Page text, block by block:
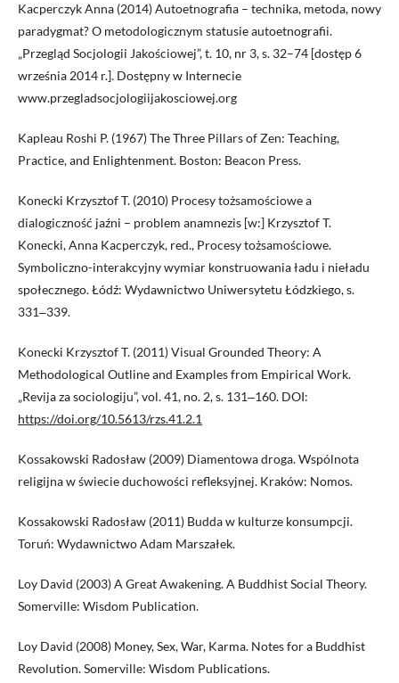
Kacperczyk Anna (2014) Autoetnografia – technika, metoda, nowy
paradygmat? O metodologicznym statusie autoetnografii.
„Przegląd Socjologii Jakościowej”, t. 10, nr 3, s. 32–74 [dostęp 6
września 2014 r.]. Dostępny w Internecie
www.przegladsocjologiijakosciowej.org
Kapleau Roshi P. (1967) The Three Pillars of Zen: Teaching,
Practice, and Enlightenment. Boston: Beacon Press.
Konecki Krzysztof T. (2010) Procesy tożsamościowe a
dialogiczność jaźni – problem anamnezis [w:] Krzysztof T.
Konecki, Anna Kacperczyk, red., Procesy tożsamościowe.
Symboliczno-interakcyjny wymiar konstruowania ładu i nieładu
społecznego. Łódź: Wydawnictwo Uniwersytetu Łódzkiego, s.
331‒339.
Konecki Krzysztof T. (2011) Visual Grounded Theory: A
Methodological Outline and Examples from Empirical Work.
„Revija za sociologiju”, vol. 41, no. 2, s. 131‒160. DOI:
https://doi.org/10.5613/rzs.41.2.1
Kossakowski Radosław (2009) Diamentowa droga. Wspólnota
religijna w świecie duchowości refleksyjnej. Kraków: Nomos.
Kossakowski Radosław (2011) Budda w kulturze konsumpcji.
Toruń: Wydawnictwo Adam Marszałek.
Loy David (2003) A Great Awakening. A Buddhist Social Theory.
Somerville: Wisdom Publication.
Loy David (2008) Money, Sex, War, Karma. Notes for a Buddhist
Revolution. Somerville: Wisdom Publications.